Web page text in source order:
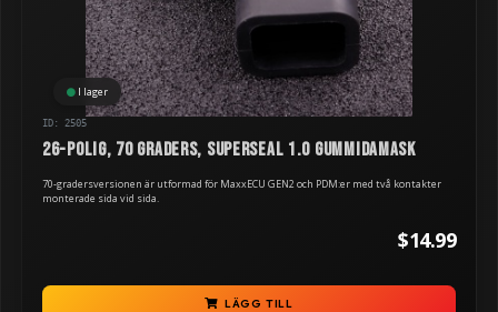
I lager
ID: 2505
26-polig, 70 graders, Superseal 1.0 gummidamask
70-gradersversionen är utformad för MaxxECU GEN2 och PDM:er med två kontakter
monterade sida vid sida.
$14.99
LÄGG TILL